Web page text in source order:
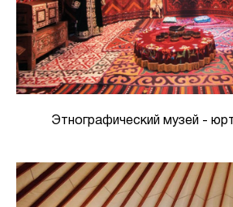
Этнографический музей -